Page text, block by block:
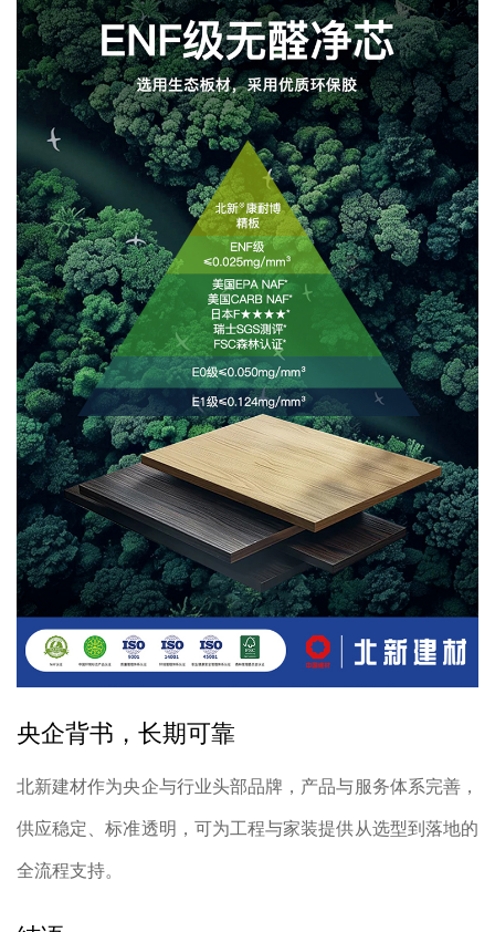
央企背书，长期可靠
北新建材作为央企与行业头部品牌，产品与服务体系完善，
供应稳定、标准透明，可为工程与家装提供从选型到落地的
全流程支持。